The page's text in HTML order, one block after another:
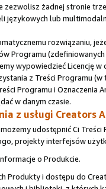
zezwolisz żadnej stronie
językowych lub
rozwiązaniu,
Programu
wypowiedzieć Licencję
z Treści Programu
Programu i Oznaczenia
w danym czasie.
z usługi Creators
udostępnić Ci
projekty interfejsów
o Produkcie.
Produkty i dostępu do